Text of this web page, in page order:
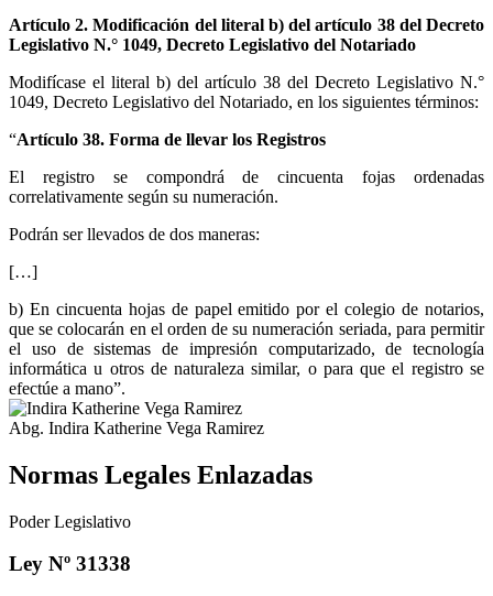
Artículo 2. Modificación del literal b) del artículo 38 del Decreto
Legislativo N.° 1049, Decreto Legislativo del Notariado
Modifícase el literal b) del artículo 38 del Decreto Legislativo N.°
1049, Decreto Legislativo del Notariado, en los siguientes términos:
“Artículo 38. Forma de llevar los Registros
El registro se compondrá de cincuenta fojas ordenadas
correlativamente según su numeración.
Podrán ser llevados de dos maneras:
[…]
b) En cincuenta hojas de papel emitido por el colegio de notarios,
que se colocarán en el orden de su numeración seriada, para permitir
el uso de sistemas de impresión computarizado, de tecnología
informática u otros de naturaleza similar, o para que el registro se
efectúe a mano”.
Abg. Indira Katherine Vega Ramirez
Normas Legales Enlazadas
Poder Legislativo
Ley Nº 31338